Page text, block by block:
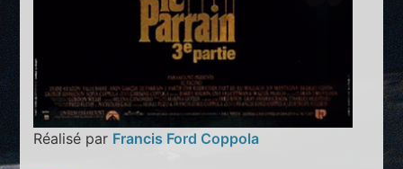
Réalisé par Francis Ford Coppola